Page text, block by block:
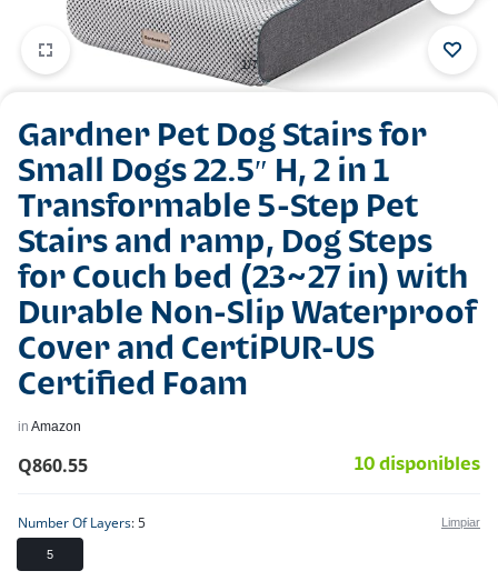
1/7
Gardner Pet Dog Stairs for
Small Dogs 22.5″ H, 2 in 1
Transformable 5-Step Pet
Stairs and ramp, Dog Steps
for Couch bed (23~27 in) with
Durable Non-Slip Waterproof
Cover and CertiPUR-US
Certified Foam
in Amazon
Q860.55 10 disponibles
Number Of Layers 5
5
Limpiar